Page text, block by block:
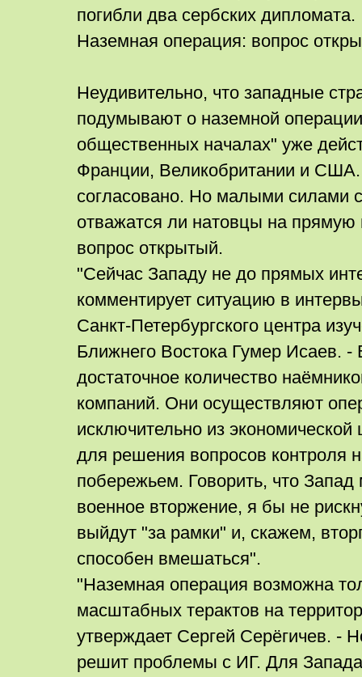
погибли два сербских дипломата.
Наземная операция: вопрос
Неудивительно, что западные
подумывают о наземной
общественных началах" уже
Франции, Великобритании и США.
согласовано. Но малыми силами
отважатся ли натовцы на
вопрос открытый.
"Сейчас Западу не до прямых
комментирует ситуацию в
Санкт-Петербургского центра
Ближнего Востока Гумер Исаев. -
достаточное количество
компаний. Они осуществляют
исключительно из экономической
для решения вопросов контроля
побережьем. Говорить, что Запад
военное вторжение, я бы не
выйдут "за рамки" и, скажем,
способен вмешаться".
"Наземная операция возможна
масштабных терактов на
утверждает Сергей Серёгичев. -
решит проблемы с ИГ. Для